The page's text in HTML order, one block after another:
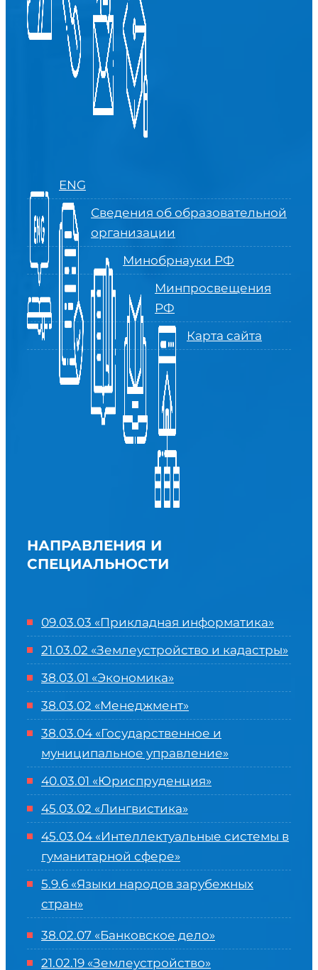
ENG
Сведения об образовательной
организации
Минобрнауки РФ
Минпросвещения
РФ
Карта сайта
НАПРАВЛЕНИЯ И
СПЕЦИАЛЬНОСТИ
09.03.03 «Прикладная информатика»
21.03.02 «Землеустройство и кадастры»
38.03.01 «Экономика»
38.03.02 «Менеджмент»
38.03.04 «Государственное и
муниципальное управление»
40.03.01 «Юриспруденция»
45.03.02 «Лингвистика»
45.03.04 «Интеллектуальные системы в
гуманитарной сфере»
5.9.6 «Языки народов зарубежных
стран»
38.02.07 «Банковское дело»
21.02.19 «Землеустройство»